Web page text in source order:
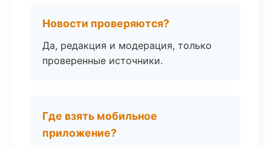
Новости проверяются?
Да, редакция и модерация, только
проверенные источники.
Где взять мобильное
приложение?